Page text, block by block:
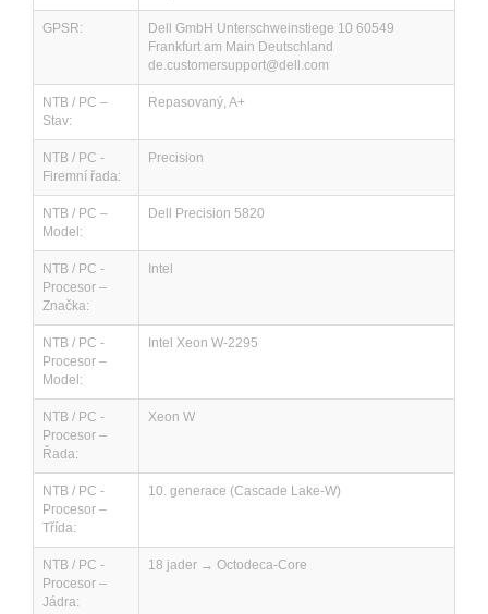
GPSR:
Dell GmbH Unterschweinstiege 10 60549
Frankfurt am Main Deutschland
de.customersupport@dell.com
NTB / PC –
Stav:
Repasovaný, A+
NTB / PC -
Firemní řada:
Precision
NTB / PC –
Model:
Dell Precision 5820
NTB / PC -
Procesor –
Značka:
Intel
NTB / PC -
Procesor –
Model:
Intel Xeon W-2295
NTB / PC -
Procesor –
Řada:
Xeon W
NTB / PC -
Procesor –
Třída:
10. generace (Cascade Lake-W)
NTB / PC -
Procesor –
Jádra:
18 jader → Octodeca-Core